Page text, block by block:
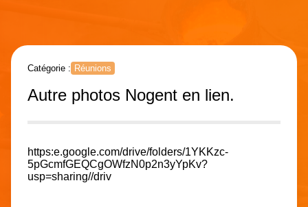
Catégorie : Réunions
Autre photos Nogent en lien.
https:e.google.com/drive/folders/1YKKzc-
5pGcmfGEQCgOWfzN0p2n3yYpKv?
usp=sharing//driv